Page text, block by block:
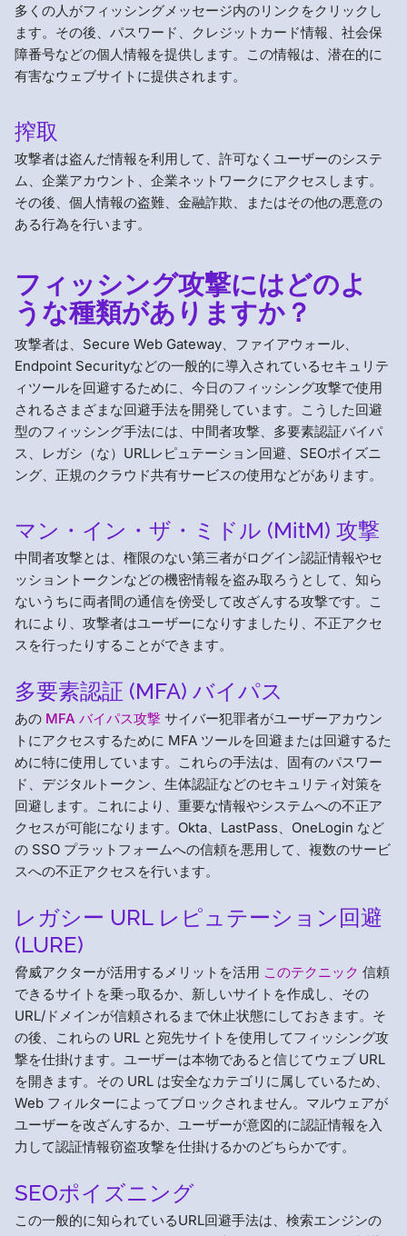
多くの人がフィッシングメッセージ内のリンクをクリックし
ます。その後、パスワード、クレジットカード情報、社会保
障番号などの個人情報を提供します。この情報は、潜在的に
有害なウェブサイトに提供されます。
搾取
攻撃者は盗んだ情報を利用して、許可なくユーザーのシステ
ム、企業アカウント、企業ネットワークにアクセスします。
その後、個人情報の盗難、金融詐欺、またはその他の悪意の
ある行為を行います。
フィッシング攻撃にはどのよ
うな種類がありますか？
攻撃者は、Secure Web Gateway、ファイアウォール、
Endpoint Securityなどの一般的に導入されているセキュリテ
ィツールを回避するために、今日のフィッシング攻撃で使用
されるさまざまな回避手法を開発しています。こうした回避
型のフィッシング手法には、中間者攻撃、多要素認証バイパ
ス、レガシ（な）URLレピュテーション回避、SEOポイズニ
ング、正規のクラウド共有サービスの使用などがあります。
マン・イン・ザ・ミドル (MitM) 攻撃
中間者攻撃とは、権限のない第三者がログイン認証情報やセ
ッショントークンなどの機密情報を盗み取ろうとして、知ら
ないうちに両者間の通信を傍受して改ざんする攻撃です。こ
れにより、攻撃者はユーザーになりすましたり、不正アクセ
スを行ったりすることができます。
多要素認証 (MFA) バイパス
あの MFA バイパス攻撃 サイバー犯罪者がユーザーアカウン
トにアクセスするために MFA ツールを回避または回避するた
めに特に使用しています。これらの手法は、固有のパスワー
ド、デジタルトークン、生体認証などのセキュリティ対策を
回避します。これにより、重要な情報やシステムへの不正ア
クセスが可能になります。Okta、LastPass、OneLogin など
の SSO プラットフォームへの信頼を悪用して、複数のサービ
スへの不正アクセスを行います。
レガシー URL レピュテーション回避
(LURE)
脅威アクターが活用するメリットを活用 このテクニック 信頼
できるサイトを乗っ取るか、新しいサイトを作成し、その
URL/ドメインが信頼されるまで休止状態にしておきます。そ
の後、これらの URL と宛先サイトを使用してフィッシング攻
撃を仕掛けます。ユーザーは本物であると信じてウェブ URL
を開きます。その URL は安全なカテゴリに属しているため、
Web フィルターによってブロックされません。マルウェアが
ユーザーを改ざんするか、ユーザーが意図的に認証情報を入
力して認証情報窃盗攻撃を仕掛けるかのどちらかです。
SEOポイズニング
この一般的に知られているURL回避手法は、検索エンジンの